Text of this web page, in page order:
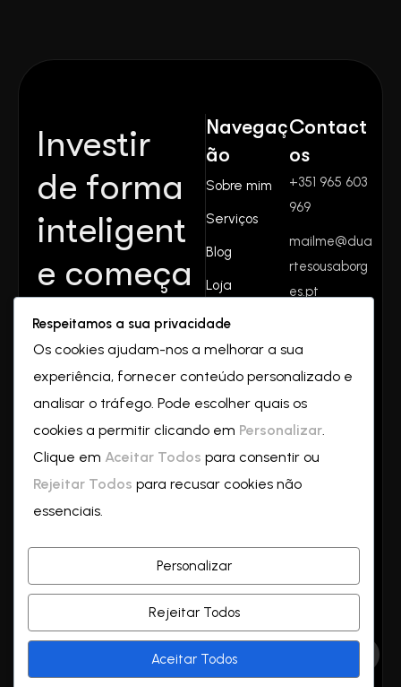
Investir
de forma
inteligent
e começa
aqui.
Juntos
crescemo
s— a
partir de
Navegaç
ão
Sobre mim
Serviços
Blog
Loja
Contactos
Contact
os
+351 965 603
969
mailme@dua
rtesousaborg
es.pt
valverde
Nº32
2550-069
Vilar
© Copyright 2026 by
Duartesousaborges.pt
Respeitamos a sua privacidade
Os cookies ajudam-nos a melhorar a sua
experiência, fornecer conteúdo personalizado e
analisar o tráfego. Pode escolher quais os
cookies a permitir clicando em Personalizar.
Clique em Aceitar Todos para consentir ou
Rejeitar Todos para recusar cookies não
essenciais.
Personalizar
Rejeitar Todos
Aceitar Todos